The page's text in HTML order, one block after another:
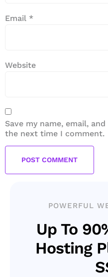
Email *
Website
Save my name, email,
the next time I comment.
POWERFUL
Up To
Hosting